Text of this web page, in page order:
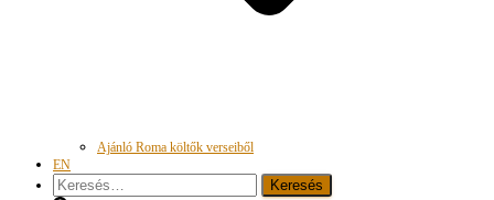
Ajánló Roma költők verseiből
EN
Keresés: